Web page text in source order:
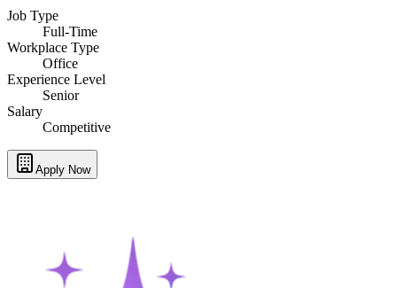
Job Type
Full-Time
Workplace Type
Office
Experience Level
Senior
Salary
Competitive
Apply Now